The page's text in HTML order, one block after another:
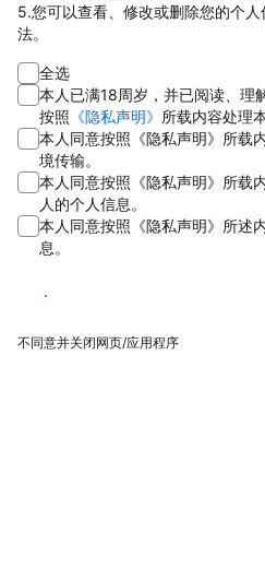
5.您可以查看、修改或删除您的个
法。
全选
本人已满18周岁，并已阅读、理
按照 《隐私声明》 所载内容处理
本人同意按照《隐私声明》所载
境传输。
本人同意按照《隐私声明》所载
人的个人信息。
本人同意按照《隐私声明》所述
息。
同意
不同意并关闭网页/应用程序